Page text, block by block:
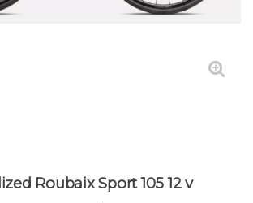
Roubaix Sport 105 12 v